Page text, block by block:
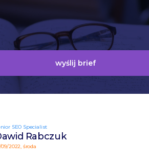
wyślij brief
SEO Specialist
Rabczuk
09/2022, środa